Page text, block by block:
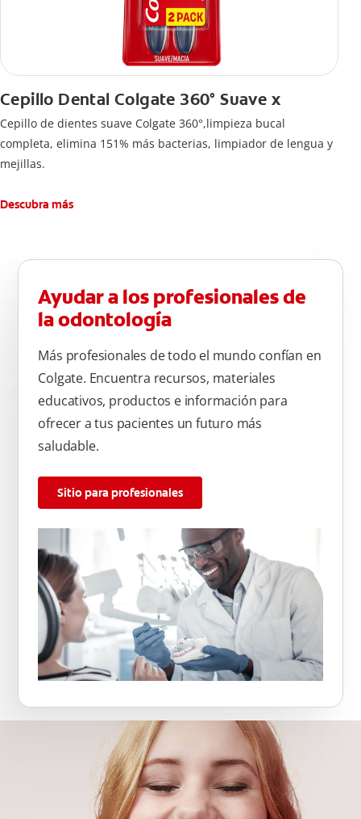
Cepillo Dental Colgate 360° Suave x
Cepillo de dientes suave Colgate 360°,limpieza bucal
completa, elimina 151% más bacterias, limpiador de lengua y
mejillas.
Descubra más
Ayudar a los profesionales de
la odontología
Más profesionales de todo el mundo confían en
Colgate. Encuentra recursos, materiales
educativos, productos e información para
ofrecer a tus pacientes un futuro más
saludable.
Sitio para profesionales